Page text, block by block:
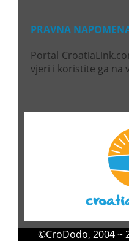
PRAVNA
Portal
vjeri i koristite ga na
©CroDodo, 2004 ~